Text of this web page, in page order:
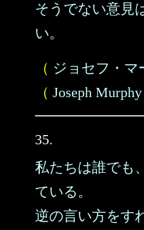
そうでない意見
い。
（ ジョセフ・マ
（ Joseph Murphy
35.
私たちは誰でも
ている。
逆の言い方をす